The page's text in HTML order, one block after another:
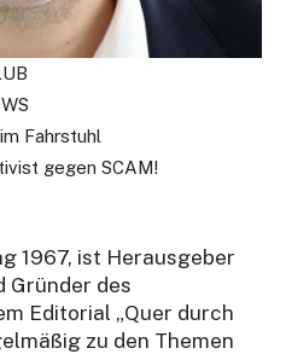
Fahrstuhl
gegen SCAM!
1967, ist Herausgeber
Gründer des
Editorial „Quer durch
zu den Themen